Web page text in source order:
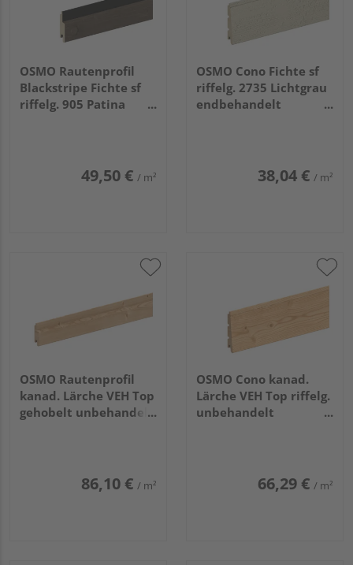
OSMO Rautenprofil
Blackstripe Fichte sf
riffelg. 905 Patina
49,50 € / m²
OSMO Cono Fichte sf
riffelg. 2735 Lichtgrau
endbehandelt
38,04 € / m²
OSMO Rautenprofil
kanad. Lärche VEH Top
gehobelt unbehandelt
86,10 € / m²
OSMO Cono kanad.
Lärche VEH Top riffelg.
unbehandelt
66,29 € / m²